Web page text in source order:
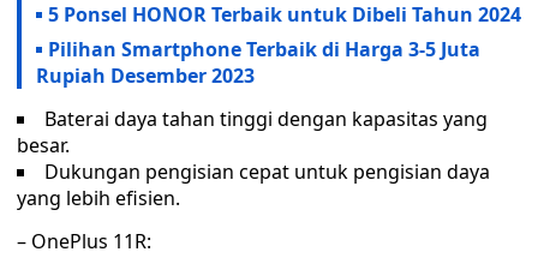
5 Ponsel HONOR Terbaik untuk Dibeli Tahun 2024
Pilihan Smartphone Terbaik di Harga 3-5 Juta
Rupiah Desember 2023
Baterai daya tahan tinggi dengan kapasitas yang
besar.
Dukungan pengisian cepat untuk pengisian daya
yang lebih efisien.
– OnePlus 11R: